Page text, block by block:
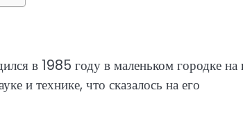
в 1985 году в маленьком городке на
и технике, что сказалось на его